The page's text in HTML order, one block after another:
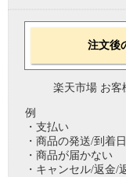
注文後
楽天市場 お客
例
・支払い
・商品の発送/到着
・商品が届かない
・キャンセル/返金/